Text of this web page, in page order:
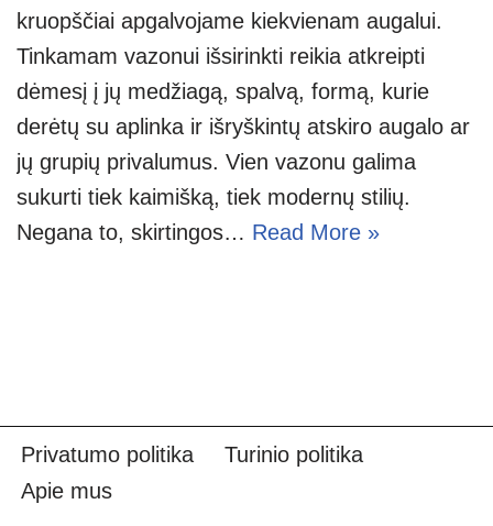
kruopščiai apgalvojame kiekvienam augalui.
Tinkamam vazonui išsirinkti reikia atkreipti
dėmesį į jų medžiagą, spalvą, formą, kurie
derėtų su aplinka ir išryškintų atskiro augalo ar
jų grupių privalumus. Vien vazonu galima
sukurti tiek kaimišką, tiek modernų stilių.
Negana to, skirtingos… Read More »
Privatumo politika
Turinio politika
Apie mus